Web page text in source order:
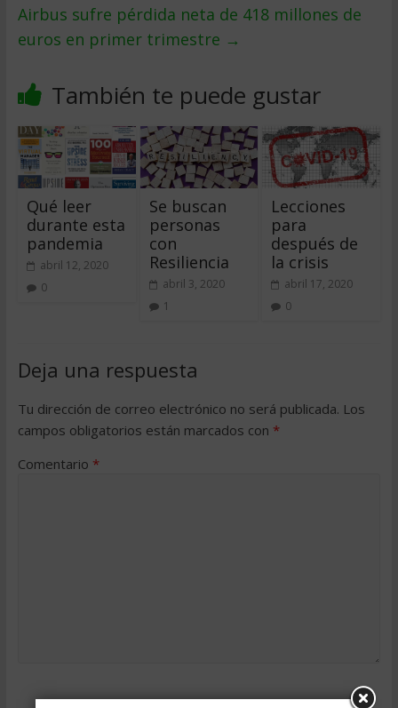
Airbus sufre pérdida neta de 418 millones de
euros en primer trimestre →
También te puede gustar
Qué leer
durante esta
pandemia
abril 12, 2020
0
Se buscan
personas
con
Resiliencia
abril 3, 2020
1
Lecciones
para
después de
la crisis
abril 17, 2020
0
Deja una respuesta
Tu dirección de correo electrónico no será publicada. Los
campos obligatorios están marcados con *
Comentario *